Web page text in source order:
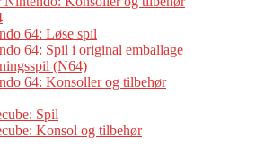
64: Løse spil
64: Spil i original emballage
(N64)
64: Konsoller og tilbehør
Spil
Konsol og tilbehør